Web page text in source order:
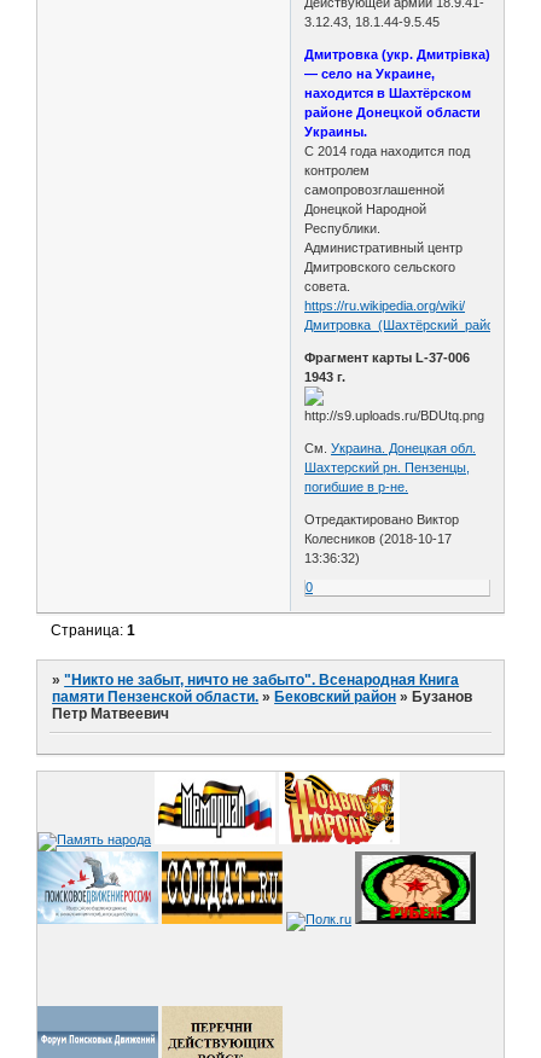
3.12.43, 18.1.44-9.5.45
Дмитровка (укр. Дмитрівка)
— село на Украине,
находится в Шахтёрском
районе Донецкой области
Украины.
C 2014 года находится под
контролем
самопровозглашенной
Донецкой Народной
Республики.
Административный центр
Дмитровского сельского
совета.
https://ru.wikipedia.org/wiki/
Дмитровка_(Шахтёрский_район)
Фрагмент карты L-37-006
1943 г.
См.Украина. Донецкая обл.
Шахтерский рн. Пензенцы,
погибшие в р-не.
Отредактировано Виктор
Колесников (2018-10-17
13:36:32)
0
Страница:1
»"Никто не забыт, ничто не забыто". Всенародная Книга
памяти Пензенской области. » Бековский район » Бузанов
Петр Матвеевич